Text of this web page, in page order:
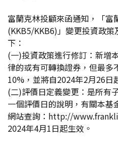
富蘭克林投顧來函通知，「富
(KKB5/KKB6)」變更投資政
下：
(一)投資政策進行修訂：新增
律的或有可轉換證券，但最多
10%，並將自2024年2月26日
(二)評價日定義變更：是所有
一個評價日的說明，有關本基
網站查詢：http://
2024年4月1日起生效。